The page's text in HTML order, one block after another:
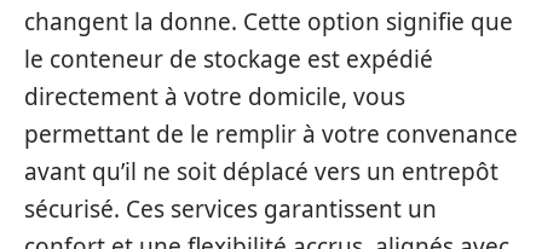
changent la donne. Cette option signifie que
le conteneur de stockage est expédié
directement à votre domicile, vous
permettant de le remplir à votre convenance
avant qu’il ne soit déplacé vers un entrepôt
sécurisé. Ces services garantissent un